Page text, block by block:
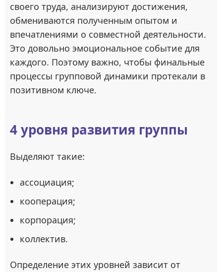
своего труда, анализируют достижения,
обмениваются полученным опытом и
впечатлениями о совместной деятельности.
Это довольно эмоциональное событие для
каждого. Поэтому важно, чтобы финальные
процессы групповой динамики протекали в
позитивном ключе.
4 уровня развития группы
Выделяют такие:
ассоциация;
кооперация;
корпорация;
коллектив.
Определение этих уровней зависит от